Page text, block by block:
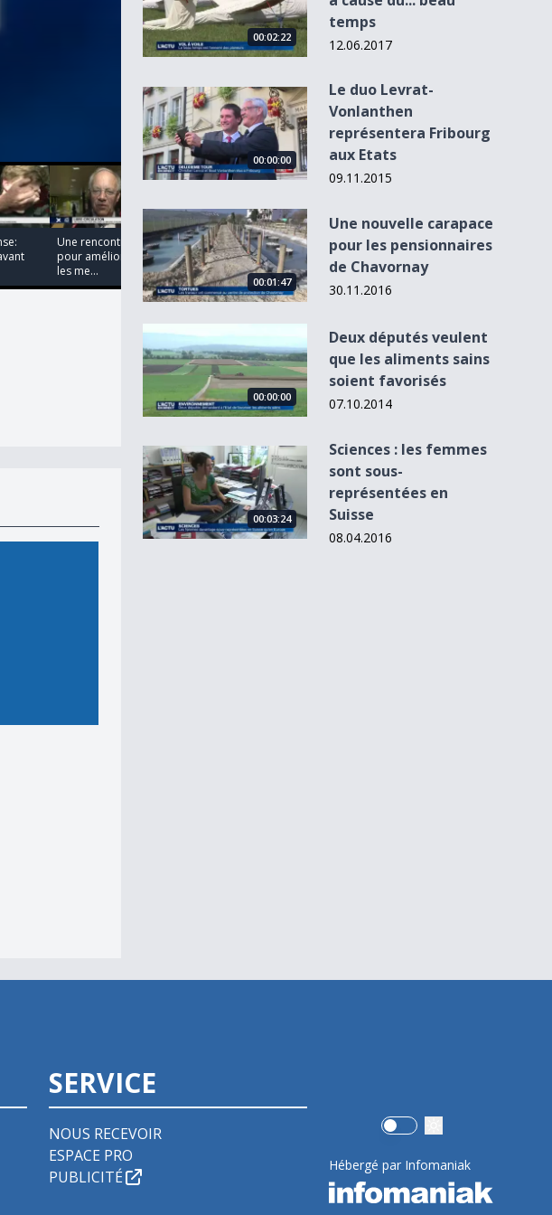
Une rencontre
pour améliorer
les me...
00:00:00
Le 44e Salon des
antiquaires
démarr...
00:00:00
Météo: il neige ce
soir
00:00:00
Météo: le typhon
Hayian au
Philippi...
L'Actu du
00:02:22
temps
12.06.2017
Le duo Levrat-Vonlanthen représentera Fribourg aux Etats
00:00:00
Le duo Levrat-
Vonlanthen
représentera Fribourg
aux Etats
09.11.2015
Une nouvelle carapace pour les pensionnaires de Chavornay
00:01:47
Une nouvelle carapace
pour les pensionnaires
de Chavornay
30.11.2016
Deux députés veulent que les aliments sains soient
00:00:00
Deux députés veulent
que les aliments sains
soient favorisés
07.10.2014
Sciences : les femmes sont sous-représentées en Suisse
00:03:24
Sciences : les femmes
sont sous-
représentées en
Suisse
08.04.2016
SERVICE
NOUS RECEVOIR
ESPACE PRO
PUBLICITÉ
Use setting
Hébergé par Infomaniak